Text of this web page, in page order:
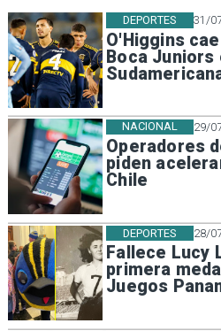
31/
O'Higgins
Boca Juniors
DEPORTES
29/
Operadores
piden
Chile
NACIONAL
28/
Fallece Lucy
primera
Juegos
DEPORTES